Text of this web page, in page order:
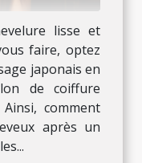
lisse et
faire, optez
japonais en
de coiffure
comment
après un